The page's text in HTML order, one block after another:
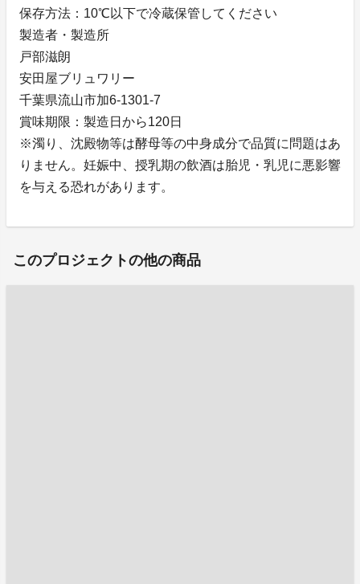
保存方法：10℃以下で冷蔵保管してください
製造者・製造所
戸部滋朗
安田屋ブリュワリー
千葉県流山市加6-1301-7
賞味期限：製造日から120日
※濁り、沈殿物等は酵母等の中身成分で品質に問題はあ
りません。妊娠中、授乳期の飲酒は胎児・乳児に悪影響
を与える恐れがあります。
このプロジェクトの他の商品